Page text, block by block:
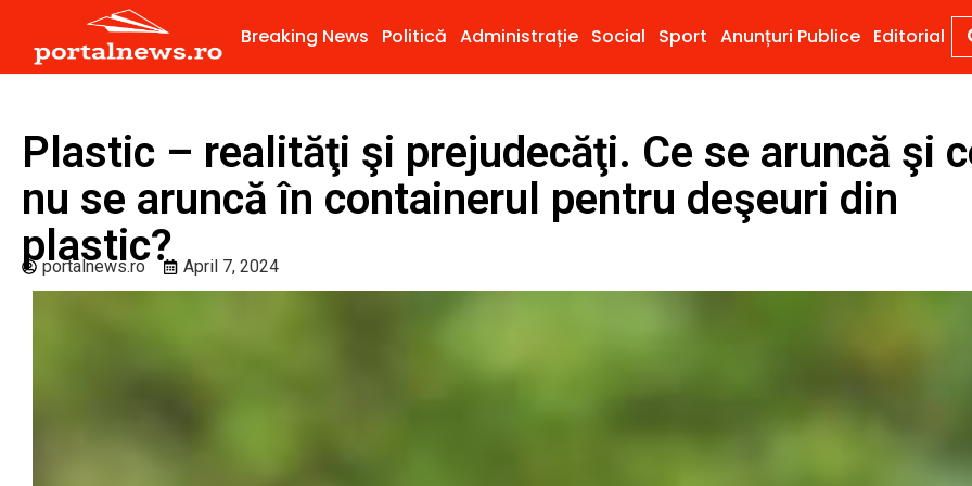
Breaking News Politică Administrație Social Sport Anunțuri Publice Editorial
Plastic – realităţi şi prejudecăţi. Ce se aruncă şi
nu se aruncă în containerul pentru deşeuri din
plastic?
portalnews.ro April 7, 2024